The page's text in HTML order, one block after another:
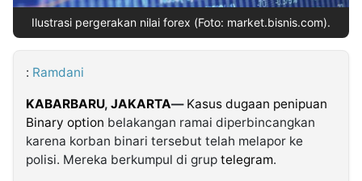
Ilustrasi pergerakan nilai forex (Foto: market.bisnis.com).
: Ramdani
KABARBARU, JAKARTA— Kasus dugaan penipuan
Binary option belakangan ramai diperbincangkan
karena korban binari tersebut telah melapor ke
polisi. Mereka berkumpul di grup telegram.